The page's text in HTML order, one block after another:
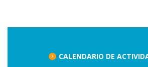
CALENDARIO DE